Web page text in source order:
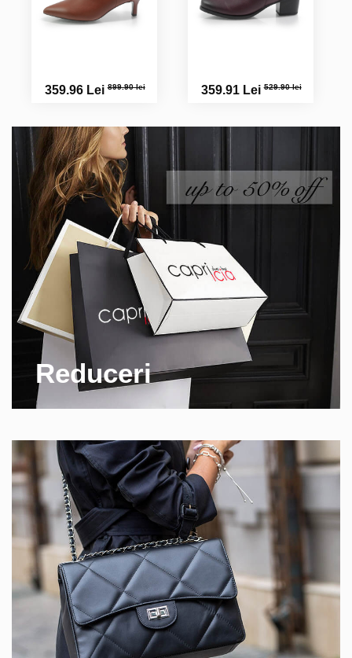
359.96 Lei899.90 lei 359.91 Lei529.90 lei
Reduceri